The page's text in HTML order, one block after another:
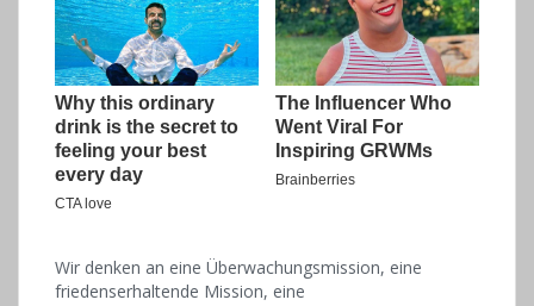
Wir denken an eine Überwachungsmission, eine
friedenserhaltende Mission, eine